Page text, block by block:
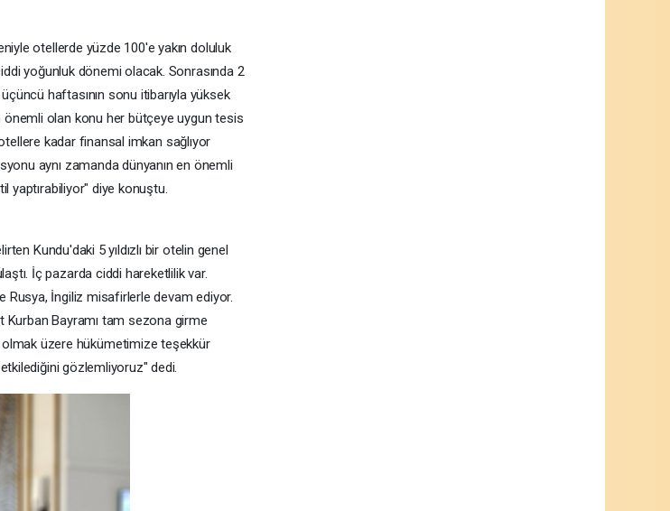
otellerde yüzde 100'e yakın doluluk
yoğunluk dönemi olacak. Sonrasında 2
haftasının sonu itibarıyla yüksek
olan konu her bütçeye uygun tesis
otellere kadar finansal imkan sağlıyor
aynı zamanda dünyanın en önemli
yaptırabiliyor" diye konuştu.
Kundu'daki 5 yıldızlı bir otelin genel
İç pazarda ciddi hareketlilik var.
Rusya, İngiliz misafirlerle devam ediyor.
Kurban Bayramı tam sezona girme
üzere hükümetimize teşekkür
gözlemliyoruz" dedi.